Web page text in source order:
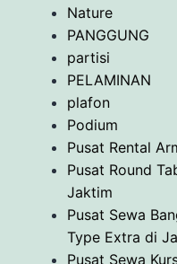
Nature
PANGGUNG
partisi
PELAMINAN
plafon
Podium
Pusat Rental
Pusat Round
Jaktim
Pusat Sewa
Type Extra di
Pusat Sewa